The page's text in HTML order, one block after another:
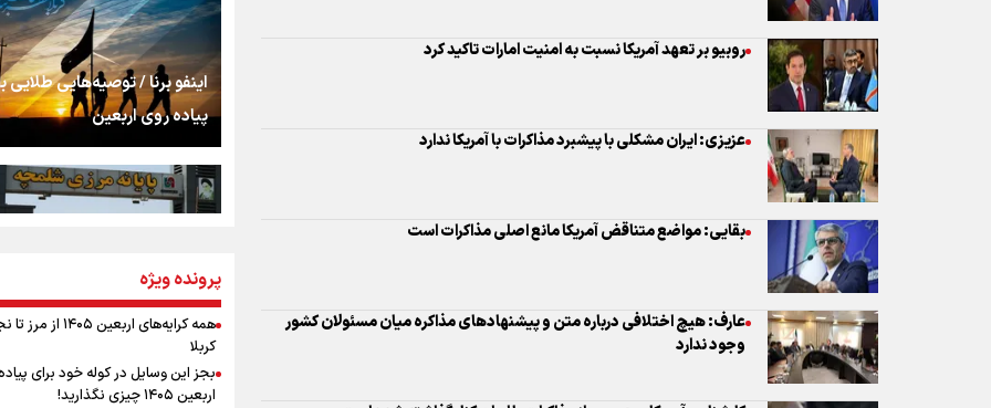
بقایی خطاب به روبیو: کافر همه را به کیش خود پندارد
اشک
جمله‌ای که بغض
را شکست؛ «آهای مردم،
تهران رفتند»
سه حسرتی که به
نگاه تمدنی رهبر
فضای مجازی
اینفو برنا / توصیه‌هایی طلایی
پیاده روی اربعین
اینفو برنا / جدول کامل فاصله
شلمچه تا شهرهای زیارتی عراق
پرونده ویژه
همه کرایه‌های اربعین ۱۴۰۵
کربلا
بجز این وسایل در کوله خود برای
اربعین ۱۴۰۵ چیزی نگذارید!